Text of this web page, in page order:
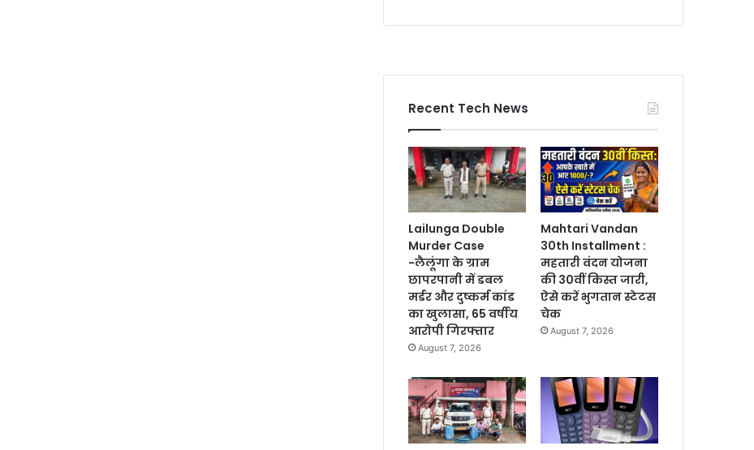
Recent Tech News
Lailunga Double
Murder Case
-लैलूंगा के ग्राम
छापरपानी में डबल
मर्डर और दुष्कर्म कांड
का खुलासा, 65 वर्षीय
आरोपी गिरफ्तार
August 7, 2026
Mahtari Vandan
30th Installment :
महतारी वंदन योजना
की 30वीं किस्त जारी,
ऐसे करें भुगतान स्टेटस
चेक
August 7, 2026